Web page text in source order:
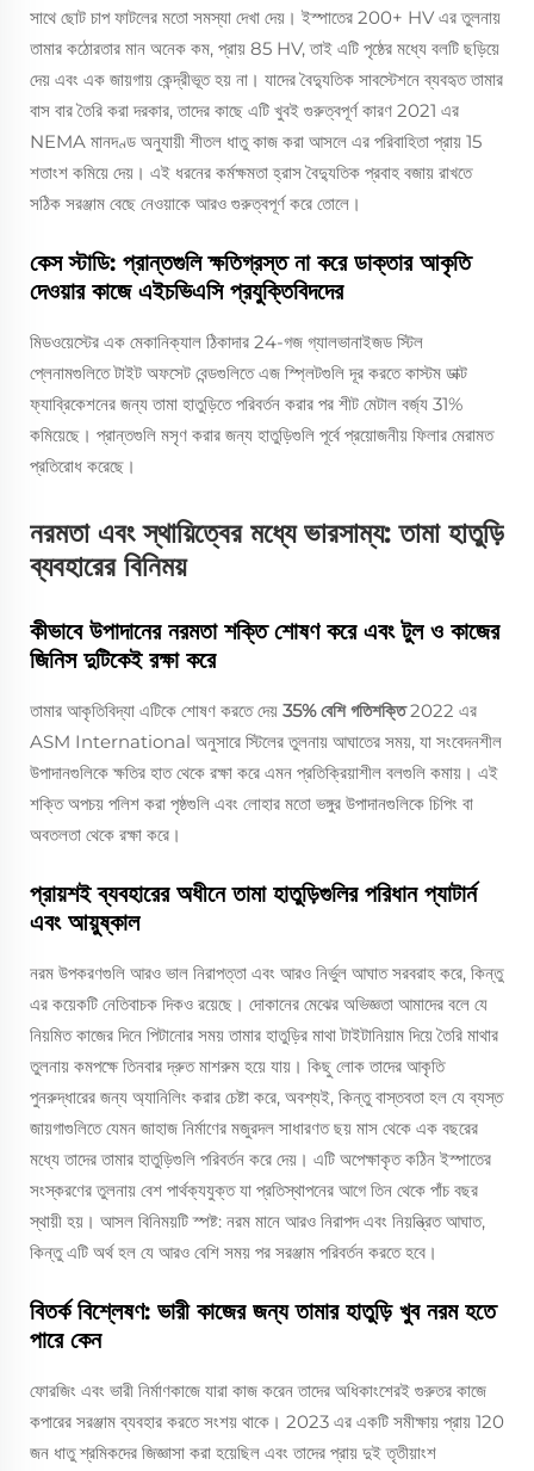
সাথে ছোট চাপ ফাটলের মতো সমস্যা দেখা দেয়। ইস্পাতের 200+ HV এর তুলনায়
তামার কঠোরতার মান অনেক কম, প্রায় 85 HV, তাই এটি পৃষ্ঠের মধ্যে বলটি ছড়িয়ে
দেয় এবং এক জায়গায় কেন্দ্রীভূত হয় না। যাদের বৈদ্যুতিক সাবস্টেশনে ব্যবহৃত তামার
বাস বার তৈরি করা দরকার, তাদের কাছে এটি খুবই গুরুত্বপূর্ণ কারণ 2021 এর
NEMA মানদণ্ড অনুযায়ী শীতল ধাতু কাজ করা আসলে এর পরিবাহিতা প্রায় 15
শতাংশ কমিয়ে দেয়। এই ধরনের কর্মক্ষমতা হ্রাস বৈদ্যুতিক প্রবাহ বজায় রাখতে
সঠিক সরঞ্জাম বেছে নেওয়াকে আরও গুরুত্বপূর্ণ করে তোলে।
কেস স্টাডি: প্রান্তগুলি ক্ষতিগ্রস্ত না করে ডাক্তার আকৃতি
দেওয়ার কাজে এইচভিএসি প্রযুক্তিবিদদের
মিডওয়েস্টের এক মেকানিক্যাল ঠিকাদার 24-গজ গ্যালভানাইজড স্টিল
প্লেনামগুলিতে টাইট অফসেট বেন্ডগুলিতে এজ স্প্লিটগুলি দূর করতে কাস্টম ডাক্ট
ফ্যাব্রিকেশনের জন্য তামা হাতুড়িতে পরিবর্তন করার পর শীট মেটাল বর্জ্য 31%
কমিয়েছে। প্রান্তগুলি মসৃণ করার জন্য হাতুড়িগুলি পূর্বে প্রয়োজনীয় ফিলার মেরামত
প্রতিরোধ করেছে।
নরমতা এবং স্থায়িত্বের মধ্যে ভারসাম্য: তামা হাতুড়ি
ব্যবহারের বিনিময়
কীভাবে উপাদানের নরমতা শক্তি শোষণ করে এবং টুল ও কাজের
জিনিস দুটিকেই রক্ষা করে
তামার আকৃতিবিদ্যা এটিকে শোষণ করতে দেয় 35% বেশি গতিশক্তি2022 এর
ASM International অনুসারে স্টিলের তুলনায় আঘাতের সময়, যা সংবেদনশীল
উপাদানগুলিকে ক্ষতির হাত থেকে রক্ষা করে এমন প্রতিক্রিয়াশীল বলগুলি কমায়। এই
শক্তি অপচয় পলিশ করা পৃষ্ঠগুলি এবং লোহার মতো ভঙ্গুর উপাদানগুলিকে চিপিং বা
অবতলতা থেকে রক্ষা করে।
প্রায়শই ব্যবহারের অধীনে তামা হাতুড়িগুলির পরিধান প্যাটার্ন
এবং আয়ুষ্কাল
নরম উপকরণগুলি আরও ভাল নিরাপত্তা এবং আরও নির্ভুল আঘাত সরবরাহ করে, কিন্তু
এর কয়েকটি নেতিবাচক দিকও রয়েছে। দোকানের মেঝের অভিজ্ঞতা আমাদের বলে যে
নিয়মিত কাজের দিনে পিটানোর সময় তামার হাতুড়ির মাথা টাইটানিয়াম দিয়ে তৈরি মাথার
তুলনায় কমপক্ষে তিনবার দ্রুত মাশরুম হয়ে যায়। কিছু লোক তাদের আকৃতি
পুনরুদ্ধারের জন্য অ্যানিলিং করার চেষ্টা করে, অবশ্যই, কিন্তু বাস্তবতা হল যে ব্যস্ত
জায়গাগুলিতে যেমন জাহাজ নির্মাণের মজুরদল সাধারণত ছয় মাস থেকে এক বছরের
মধ্যে তাদের তামার হাতুড়িগুলি পরিবর্তন করে দেয়। এটি অপেক্ষাকৃত কঠিন ইস্পাতের
সংস্করণের তুলনায় বেশ পার্থক্যযুক্ত যা প্রতিস্থাপনের আগে তিন থেকে পাঁচ বছর
স্থায়ী হয়। আসল বিনিময়টি স্পষ্ট: নরম মানে আরও নিরাপদ এবং নিয়ন্ত্রিত আঘাত,
কিন্তু এটি অর্থ হল যে আরও বেশি সময় পর সরঞ্জাম পরিবর্তন করতে হবে।
বিতর্ক বিশ্লেষণ: ভারী কাজের জন্য তামার হাতুড়ি খুব নরম হতে
পারে কেন
ফোরজিং এবং ভারী নির্মাণকাজে যারা কাজ করেন তাদের অধিকাংশেরই গুরুতর কাজে
কপারের সরঞ্জাম ব্যবহার করতে সংশয় থাকে। 2023 এর একটি সমীক্ষায় প্রায় 120
জন ধাতু শ্রমিকদের জিজ্ঞাসা করা হয়েছিল এবং তাদের প্রায় দুই তৃতীয়াংশ